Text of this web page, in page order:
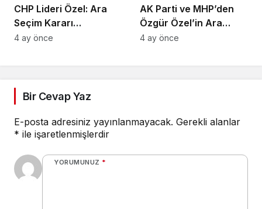
CHP Lideri Özel: Ara
Seçim Kararı
Yürütmenin Değil
4 ay önce
AK Parti ve MHP’den
Özgür Özel’in Ara
Seçim Çağrısına Ret
4 ay önce
Bir Cevap Yaz
E-posta adresiniz yayınlanmayacak. Gerekli alanlar
* ile işaretlenmişlerdir
YORUMUNUZ *